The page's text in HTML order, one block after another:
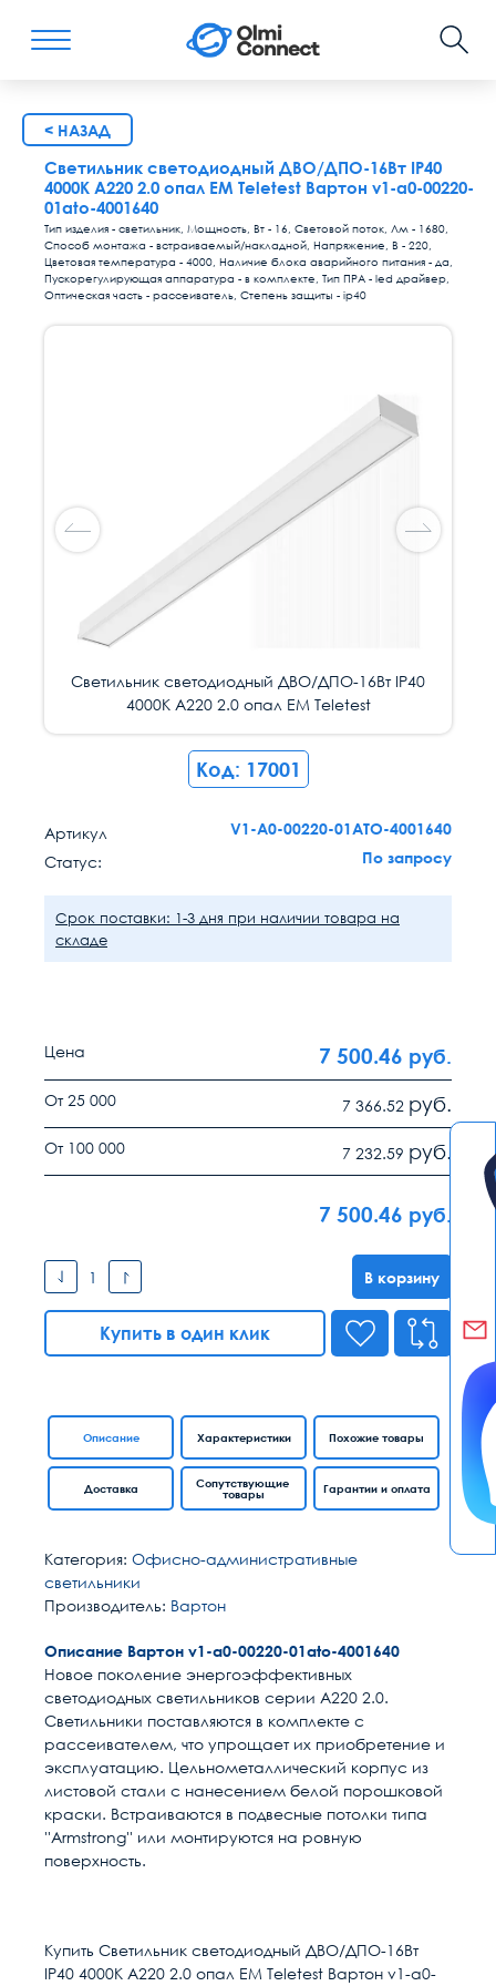
< НАЗАД
Светильник светодиодный ДВО/ДПО-16Вт IP40
4000К А220 2.0 опал EM Teletest Вартон v1-a0-00220-
01ato-4001640
Тип изделия - светильник, Мощность, Вт - 16, Световой поток, Лм - 1680,
Способ монтажа - встраиваемый/накладной, Напряжение, В - 220,
Цветовая температура - 4000, Наличие блока аварийного питания - да,
Пускорегулирующая аппаратура - в комплекте, Тип ПРА - led драйвер,
Оптическая часть - рассеиватель, Степень защиты - ip40
Светильник светодиодный ДВО/ДПО-16Вт IP40
4000К А220 2.0 опал EM Teletest
Светильник светодиодный ДВО/ДПО-16Вт IP40
4000К А220 2.0 опал EM Teletest
Светильник светодиодный ДВО/ДПО-16Вт IP40
4000К А220 2.0 опал EM Teletest
Светильник светодиодный ДВО/ДПО-16Вт IP40
4000К А220 2.0 опал EM Teletest
Код: 17001
Артикул
V1-A0-00220-01ATO-4001640
Статус:
По запросу
Срок поставки: 1-3 дня при наличии товара на
складе
Цена 7 500.46 руб.
От 25 000 7 366.52 руб.
От 100 000 7 232.59 руб.
7 500.46 руб.
В корзину
Купить в один клик
Описание Характеристики
Доставка
Похожие товары
Сопутствующие
товары
Гарантии и оплата
Категория: Офисно-административные
светильники
Производитель: Вартон
Описание Вартон v1-a0-00220-01ato-4001640
Новое поколение энергоэффективных
светодиодных светильников серии А220 2.0.
Светильники поставляются в комплекте с
рассеивателем, что упрощает их приобретение и
эксплуатацию. Цельнометаллический корпус из
листовой стали с нанесением белой порошковой
краски. Встраиваются в подвесные потолки типа
''Armstrong'' или монтируются на ровную
поверхность.
Тип изделия Светильник
Купить Светильник светодиодный ДВО/ДПО-16Вт
IP40 4000К А220 2.0 опал EM Teletest Вартон v1-a0-